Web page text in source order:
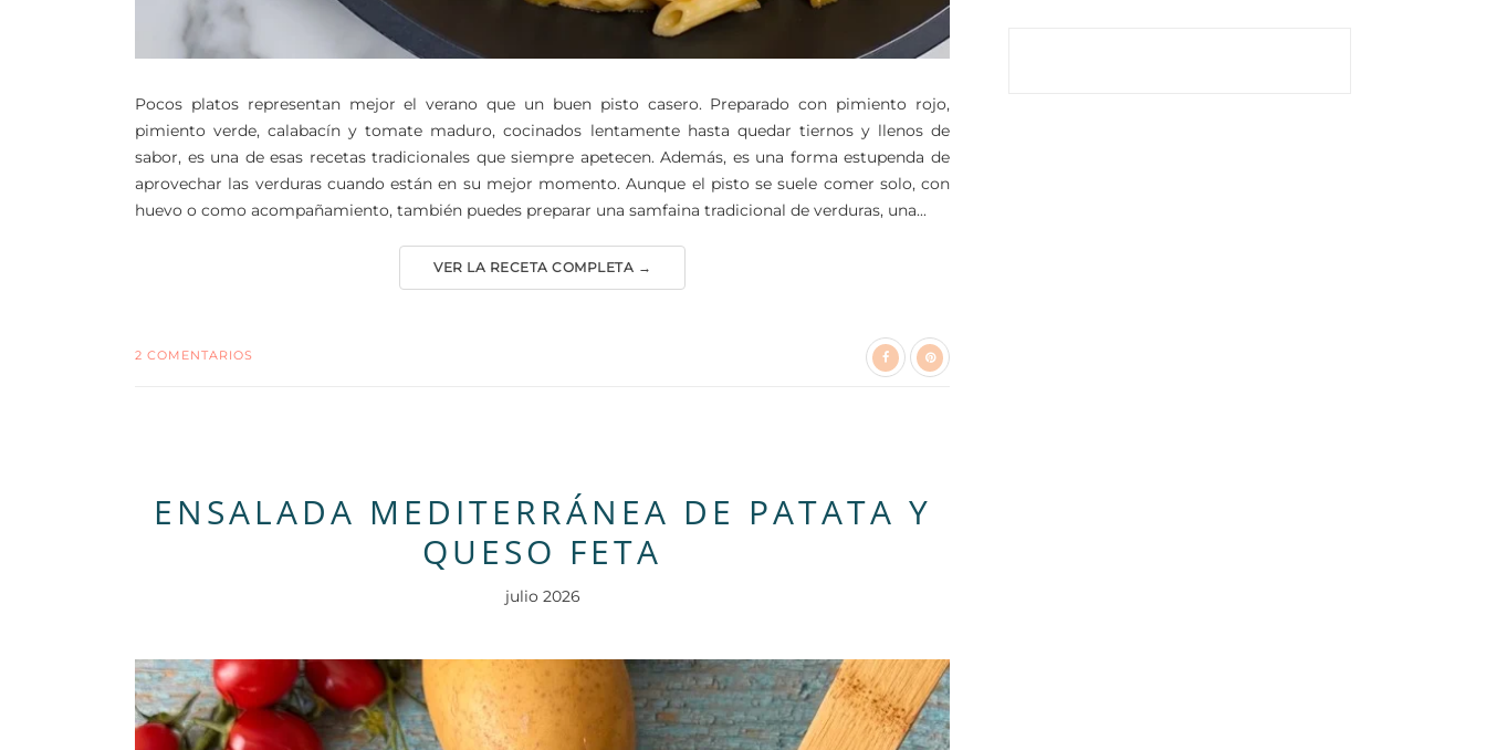
Pocos platos representan mejor el verano que un buen pisto casero. Preparado con pimiento rojo,
pimiento verde, calabacín y tomate maduro, cocinados lentamente hasta quedar tiernos y llenos de
sabor, es una de esas recetas tradicionales que siempre apetecen. Además, es una forma estupenda de
aprovechar las verduras cuando están en su mejor momento. Aunque el pisto se suele comer solo, con
huevo o como acompañamiento, también puedes preparar una samfaina tradicional de verduras, una...
VER LA RECETA COMPLETA →
2 COMENTARIOS
ENSALADA MEDITERRÁNEA DE PATATA Y
QUESO FETA
julio 2026